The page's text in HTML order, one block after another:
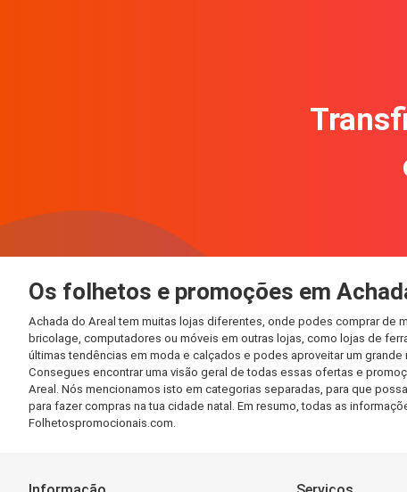
Os folhetos e promoções em
Achada do Areal tem muitas lojas diferentes, onde podes comprar de
bricolage, computadores ou móveis em outras lojas, como lojas de
últimas tendências em moda e calçados e podes aproveitar um
Consegues encontrar uma visão geral de todas essas ofertas e
Areal. Nós mencionamos isto em categorias separadas, para que
para fazer compras na tua cidade natal. Em resumo, todas as
Folhetospromocionais.com.